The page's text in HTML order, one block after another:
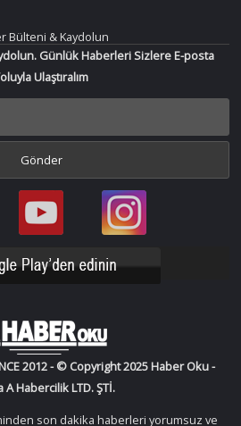
Bülteni & Kaydolun
Günlük Haberleri Sizlere E-posta
Ulaştıralım
Bir
Haber
YouTube
Bir
Haber
Instagram
2012 - © Copyright 2025 Haber Oku -
A Habercilik LTD. ŞTİ.
son dakika haberleri yorumsuz ve